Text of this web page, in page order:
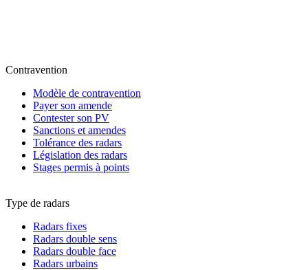
Contravention
Modèle de contravention
Payer son amende
Contester son PV
Sanctions et amendes
Tolérance des radars
Législation des radars
Stages permis à points
Type de radars
Radars fixes
Radars double sens
Radars double face
Radars urbains